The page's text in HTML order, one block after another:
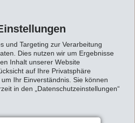
und Targeting zur Verarbeitung
Dies nutzen wir um Ergebnisse
Inhalt unserer Website
auf Ihre Privatsphäre
Ihr Einverständnis. Sie können
in den „Datenschutzeinstellungen“
zur Übersicht